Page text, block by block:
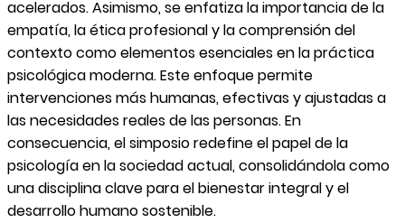
acelerados. Asimismo, se enfatiza la importancia de la
empatía, la ética profesional y la comprensión del
contexto como elementos esenciales en la práctica
psicológica moderna. Este enfoque permite
intervenciones más humanas, efectivas y ajustadas a
las necesidades reales de las personas. En
consecuencia, el simposio redefine el papel de la
psicología en la sociedad actual, consolidándola como
una disciplina clave para el bienestar integral y el
desarrollo humano sostenible.